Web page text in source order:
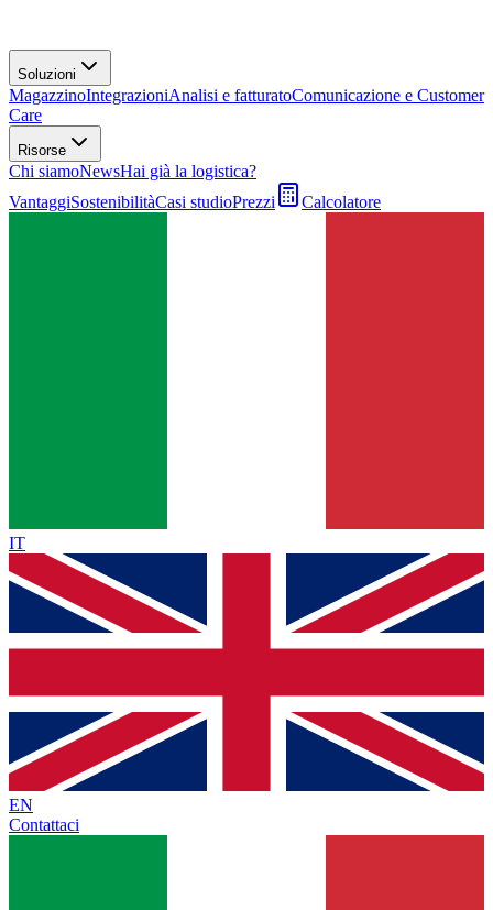
Soluzioni
MagazzinoIntegrazioniAnalisi e fatturatoComunicazione e Customer
Care
Risorse
Chi siamoNewsHai già la logistica?
VantaggiSostenibilitàCasi studioPrezzi Calcolatore
IT
EN
Contattaci